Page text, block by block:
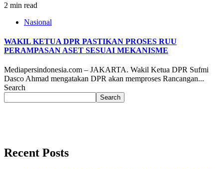
2 min read
Nasional
WAKIL KETUA DPR PASTIKAN PROSES RUU
PERAMPASAN ASET SESUAI MEKANISME
Mediapersindonesia.com – JAKARTA. Wakil Ketua DPR Sufmi
Dasco Ahmad mengatakan DPR akan memproses Rancangan...
Search
Search
Recent Posts